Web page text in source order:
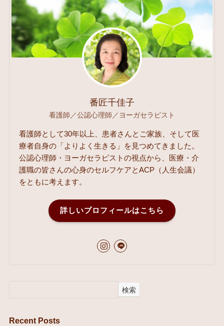
番匠千佳子
看護師／公認心理師／ヨーガセラピスト
看護師として30年以上、患者さんとご家族、そして医
療者自身の「よりよく生きる」を見つめてきました。
公認心理師・ヨーガセラピストの視点から、医療・介
護職の皆さんの心身のセルフケアとACP（人生会議）
をともに考えます。
詳しいプロフィールはこちら
検索
Recent Posts